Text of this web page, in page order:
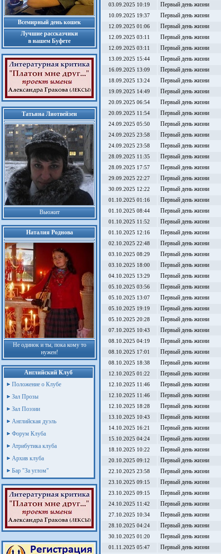
Всемирный день кошек
Лучшие рассказчики
в нашем Буфете
Татьяна Лиотвейзен
Вьюжит
Наталия Роднова
Не одинок и ты, пока кому то
нужен!
Английский Клуб
Положение о Клубе
Зал Прозы
Зал Поэзии
Английская дуэль
Форум Клуба
Атрибутика клуба
Архив клуба
Бар "За углом"
03.09.2025 10:19 Первый день жизни
10.09.2025 19:37 Первый день жизни
12.09.2025 01:06 Первый день жизни
12.09.2025 03:11 Первый день жизни
12.09.2025 03:11 Первый день жизни
13.09.2025 15:44 Первый день жизни
16.09.2025 13:09 Первый день жизни
18.09.2025 13:24 Первый день жизни
19.09.2025 14:49 Первый день жизни
20.09.2025 06:54 Первый день жизни
20.09.2025 11:54 Первый день жизни
24.09.2025 05:50 Первый день жизни
24.09.2025 23:58 Первый день жизни
24.09.2025 23:58 Первый день жизни
28.09.2025 11:35 Первый день жизни
28.09.2025 17:57 Первый день жизни
29.09.2025 22:27 Первый день жизни
30.09.2025 12:22 Первый день жизни
01.10.2025 01:16 Первый день жизни
01.10.2025 08:44 Первый день жизни
01.10.2025 11:52 Первый день жизни
01.10.2025 12:16 Первый день жизни
02.10.2025 22:48 Первый день жизни
03.10.2025 08:29 Первый день жизни
03.10.2025 18:00 Первый день жизни
04.10.2025 13:29 Первый день жизни
05.10.2025 03:56 Первый день жизни
05.10.2025 13:07 Первый день жизни
05.10.2025 19:19 Первый день жизни
05.10.2025 20:28 Первый день жизни
07.10.2025 10:43 Первый день жизни
08.10.2025 04:19 Первый день жизни
08.10.2025 17:01 Первый день жизни
08.10.2025 18:38 Первый день жизни
12.10.2025 01:22 Первый день жизни
12.10.2025 11:46 Первый день жизни
12.10.2025 11:46 Первый день жизни
12.10.2025 18:28 Первый день жизни
13.10.2025 10:43 Первый день жизни
14.10.2025 16:21 Первый день жизни
15.10.2025 04:24 Первый день жизни
18.10.2025 10:22 Первый день жизни
20.10.2025 09:12 Первый день жизни
22.10.2025 23:58 Первый день жизни
23.10.2025 09:15 Первый день жизни
23.10.2025 09:15 Первый день жизни
24.10.2025 11:42 Первый день жизни
27.10.2025 10:34 Первый день жизни
28.10.2025 04:24 Первый день жизни
30.10.2025 01:20 Первый день жизни
01.11.2025 05:47 Первый день жизни